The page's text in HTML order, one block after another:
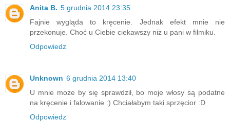
Anita B. 5 grudnia 2014 23:35
Fajnie wygląda to kręcenie. Jednak efekt mnie nie
przekonuje. Choć u Ciebie ciekawszy niż u pani w filmiku.
Odpowiedz
Unknown 6 grudnia 2014 13:40
U mnie może by się sprawdził, bo moje włosy są podatne
na kręcenie i falowanie :) Chciałabym taki sprzęcior :D
Odpowiedz